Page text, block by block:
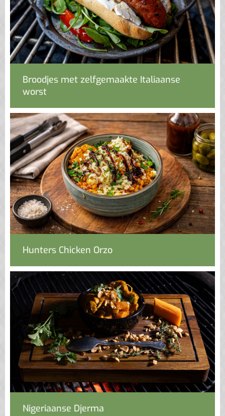
Broodjes met zelfgemaakte Italiaanse
worst
Hunters Chicken Orzo
Nigeriaanse Djerma